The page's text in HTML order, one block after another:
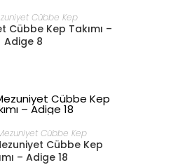
OKU
Cübbe Kep
Cübbe Kep Takımı –
Adige 8
OKU
Cübbe Kep
Cübbe Kep
– Adige 18